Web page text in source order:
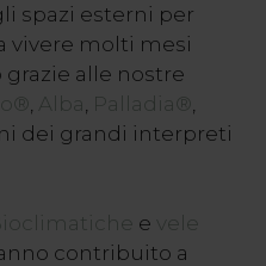
spazi esterni per
vivere molti mesi
grazie alle nostre
Alba Palladia®
dei grandi interpreti
e
vele
contribuito a